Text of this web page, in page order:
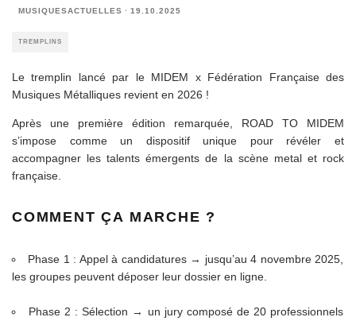
MUSIQUESACTUELLES · 19.10.2025
TREMPLINS
Le tremplin lancé par le MIDEM x Fédération Française des
Musiques Métalliques revient en 2026 !
Après une première édition remarquée, ROAD TO MIDEM
s’impose comme un dispositif unique pour révéler et
accompagner les talents émergents de la scène metal et rock
française.
COMMENT ÇA MARCHE ?
Phase 1 : Appel à candidatures → jusqu’au 4 novembre 2025,
les groupes peuvent déposer leur dossier en ligne.
Phase 2 : Sélection → un jury composé de 20 professionnels